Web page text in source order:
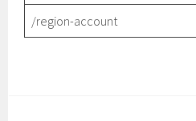
/region-account